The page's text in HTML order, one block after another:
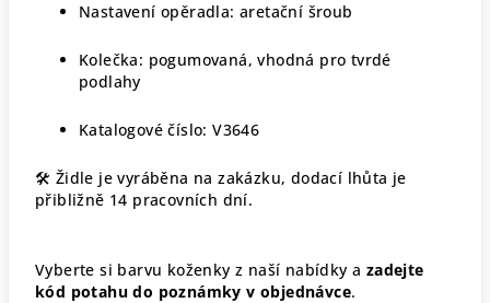
Nastavení opěradla: aretační šroub
Kolečka: pogumovaná, vhodná pro tvrdé
podlahy
Katalogové číslo: V3646
🛠 Židle je vyráběna na zakázku, dodací lhůta je
přibližně 14 pracovních dní.
Vyberte si barvu koženky z naší nabídky a zadejte
kód potahu do poznámky v objednávce.